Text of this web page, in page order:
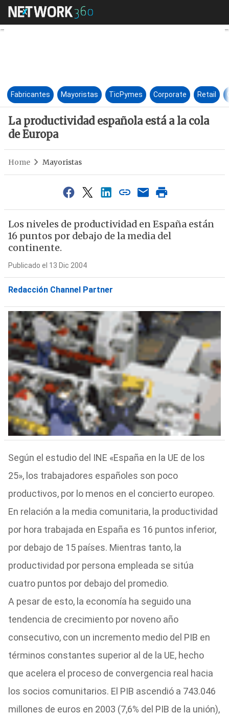
La productividad española
Fabricantes Mayoristas TicPymes Corporate Retail
La productividad española está a la cola
de Europa
Home Mayoristas
Los niveles de productividad en España están
16 puntos por debajo de la media del
continente.
Publicado el 13 Dic 2004
Redacción Channel Partner
Según el estudio del INE «España en la UE de los
25», los trabajadores españoles son poco
productivos, por lo menos en el concierto europeo.
En relación a la media comunitaria, la productividad
por hora trabajada en España es 16 puntos inferior,
por debajo de 15 países. Mientras tanto, la
productividad por persona empleada se sitúa
cuatro puntos por debajo del promedio.
A pesar de esto, la economía ha seguido una
tendencia de crecimiento por noveno año
consecutivo, con un incremento medio del PIB en
términos constantes superior al de la UE, hecho
que acelera el proceso de convergencia real hacia
los socios comunitarios. El PIB ascendió a 743.046
millones de euros en 2003 (7,6% del PIB de la unión),